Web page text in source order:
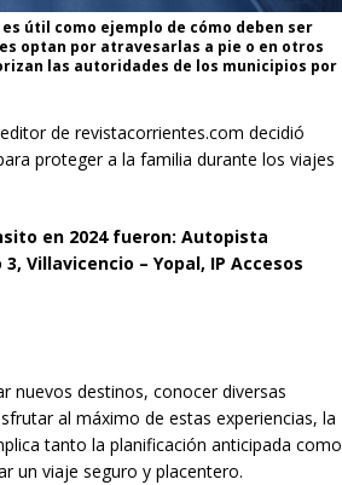
útil como ejemplo de cómo deben ser
optan por atravesarlas a pie o en otros
las autoridades de los municipios por
de revistacorrientes.com decidió
proteger a la familia durante los viajes
en 2024 fueron: Autopista
Villavicencio – Yopal, IP Accesos
nuevos destinos, conocer diversas
al máximo de estas experiencias, la
tanto la planificación anticipada como
un viaje seguro y placentero.